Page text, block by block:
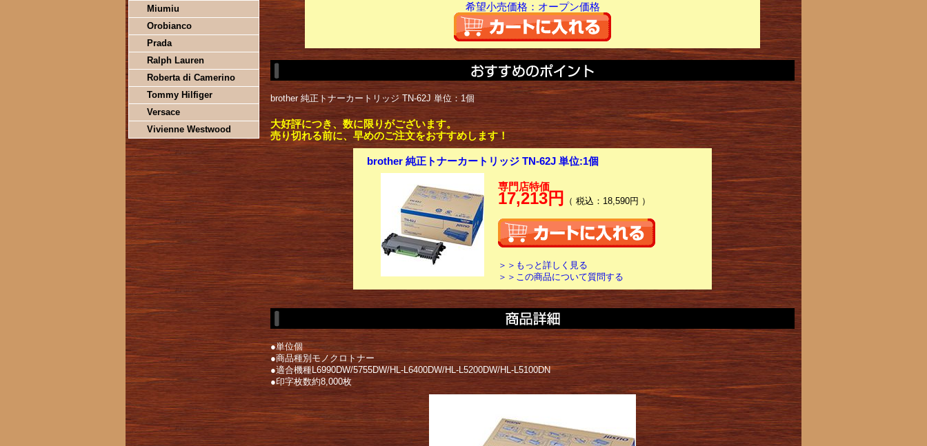
Miumiu
Orobianco
Prada
Ralph Lauren
Roberta di Camerino
Tommy Hilfiger
Versace
Vivienne Westwood
希望小売価格：オープン価格
brother 純正トナーカートリッジ TN-62J 単位：1個
大好評につき、数に限りがございます。
売り切れる前に、早めのご注文をおすすめします！
brother 純正トナーカートリッジ TN-62J 単位:1個
専門店特価
17,213円 （ 税込：18,590円 ）
＞＞もっと詳しく見る
＞＞この商品について質問する
●単位個
●商品種別モノクロトナー
●適合機種L6990DW/5755DW/HL-L6400DW/HL-L5200DW/HL-L5100DN
●印字枚数約8,000枚